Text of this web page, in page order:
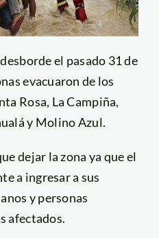
el pasado 31 de
evacuaron de los
Rosa, La Campiña,
y Molino Azul.
dejar la zona ya que el
a ingresar a sus
y personas
afectados.